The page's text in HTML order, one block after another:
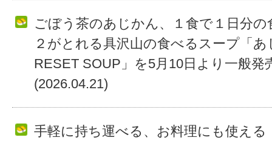
ごぼう茶のあじかん、１食で１日分の
２がとれる具沢山の食べるスープ「
RESET SOUP」を5月10日より一般発
(2026.04.21)
手軽に持ち運べる、お料理にも使える